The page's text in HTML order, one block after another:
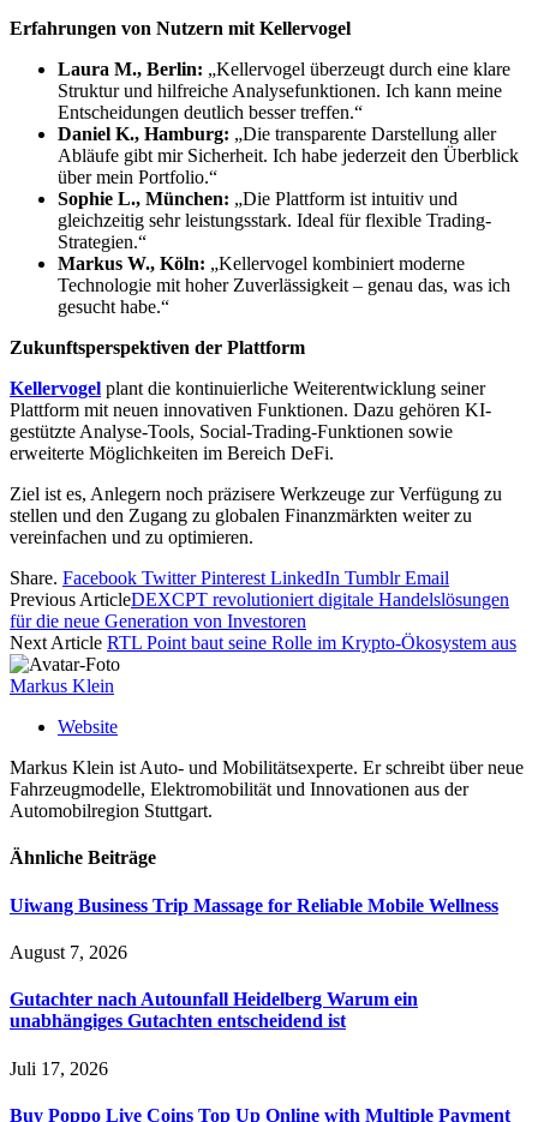
Erfahrungen von Nutzern mit Kellervogel
Laura M., Berlin: „Kellervogel überzeugt durch eine klare
Struktur und hilfreiche Analysefunktionen. Ich kann meine
Entscheidungen deutlich besser treffen.“
Daniel K., Hamburg: „Die transparente Darstellung aller
Abläufe gibt mir Sicherheit. Ich habe jederzeit den Überblick
über mein Portfolio.“
Sophie L., München: „Die Plattform ist intuitiv und
gleichzeitig sehr leistungsstark. Ideal für flexible Trading-
Strategien.“
Markus W., Köln: „Kellervogel kombiniert moderne
Technologie mit hoher Zuverlässigkeit – genau das, was ich
gesucht habe.“
Zukunftsperspektiven der Plattform
Kellervogel plant die kontinuierliche Weiterentwicklung seiner
Plattform mit neuen innovativen Funktionen. Dazu gehören KI-
gestützte Analyse-Tools, Social-Trading-Funktionen sowie
erweiterte Möglichkeiten im Bereich DeFi.
Ziel ist es, Anlegern noch präzisere Werkzeuge zur Verfügung zu
stellen und den Zugang zu globalen Finanzmärkten weiter zu
vereinfachen und zu optimieren.
Share. Facebook Twitter Pinterest LinkedIn Tumblr Email
Previous ArticleDEXCPT revolutioniert digitale Handelslösungen
für die neue Generation von Investoren
Next Article RTL Point baut seine Rolle im Krypto-Ökosystem aus
Markus Klein
Website
Markus Klein ist Auto- und Mobilitätsexperte. Er schreibt über neue
Fahrzeugmodelle, Elektromobilität und Innovationen aus der
Automobilregion Stuttgart.
Ähnliche Beiträge
Uiwang Business Trip Massage for Reliable Mobile Wellness
August 7, 2026
Gutachter nach Autounfall Heidelberg Warum ein
unabhängiges Gutachten entscheidend ist
Juli 17, 2026
Buy Poppo Live Coins Top Up Online with Multiple Payment